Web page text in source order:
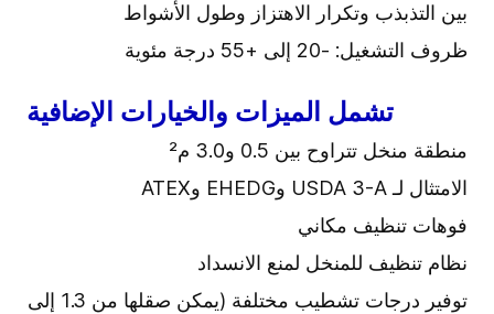
بين التذبذب وتكرار الاهتزاز وطول الأشواط
ظروف التشغيل: -20 إلى +55 درجة مئوية
تشمل الميزات والخيارات الإضافية
منطقة منخل تتراوح بين 0.5 و3.0 م²
الامتثال لـ USDA 3-A وEHEDG وATEX
فوهات تنظيف مكاني
نظام تنظيف للمنخل لمنع الانسداد
توفير درجات تشطيب مختلفة (يمكن صقلها من 1.3 إلى